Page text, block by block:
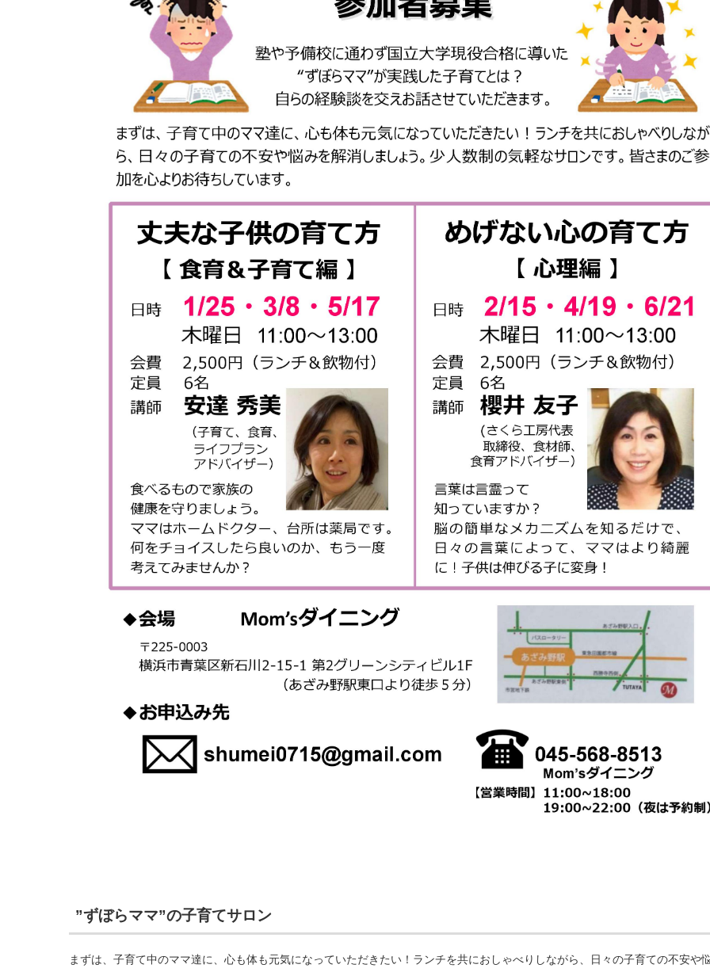
”ずぼらママ”の子育てサロン
まずは、子育て中のママ達に、心も体も元気になっていただきたい！ランチを共におしゃべりしながら、日々の子育ての不安や